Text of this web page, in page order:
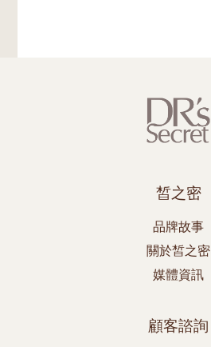
皙之密
品牌故事
關於皙之密
媒體資訊
顧客諮詢